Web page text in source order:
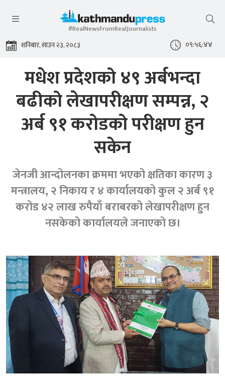
#RealNewsFromRealJournalists
शनिबार, साउन २३, २०८३ ०९:५६:४४
मधेश प्रदेशको ४९ अर्बभन्दा
बढीको लेखापरीक्षण सम्पन्न, २
अर्ब ९१ करोडको परीक्षण हुन
सकेन
जेनजी आन्दोलनका क्रममा भएको क्षतिका कारण ३
मन्त्रालय, २ निकाय र ४ कार्यालयको कुल २ अर्ब ९१
करोड ४२ लाख रुपैयाँ बराबरको लेखापरीक्षण हुन
नसकेको कार्यालयले जनाएको छ।